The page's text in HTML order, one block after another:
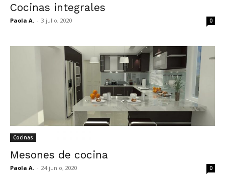
Cocinas integrales
Paola A. - 3 julio, 2020 0
Cocinas
Mesones de cocina
Paola A. - 24 junio, 2020 0